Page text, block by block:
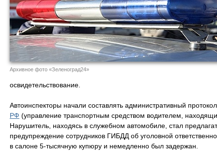
Архивное фото «Зеленоград24»
освидетельствование.
Автоинспекторы начали составлять административный
РФ (управление транспортным средством водителем,
Нарушитель, находясь в служебном автомобиле, стал
предупреждение сотрудников ГИБДД об уголовной
в салоне 5-тысячную купюру и немедленно был задержан.